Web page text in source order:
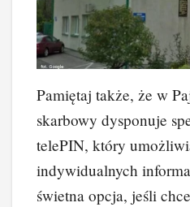
Pamiętaj także, że w
skarbowy dysponuje
telePIN, który
indywidualnych
świetna opcja, jeśli